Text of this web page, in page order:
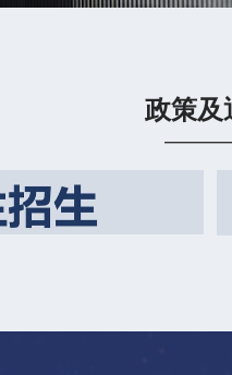
政策及
————